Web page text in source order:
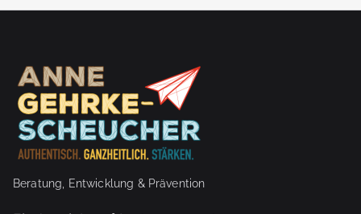
Beratung, Entwicklung & Prävention